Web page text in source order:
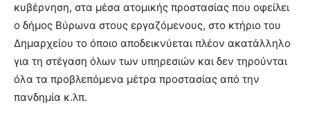
κυβέρνηση, στα μέσα ατομικής προστασίας που οφείλει
ο δήμος Βύρωνα στους εργαζόμενους, στο κτήριο του
Δημαρχείου το όποιο αποδεικνύεται πλέον ακατάλληλο
για τη στέγαση όλων των υπηρεσιών και δεν τηρούνται
όλα τα προβλεπόμενα μέτρα προστασίας από την
πανδημία κ.λπ.